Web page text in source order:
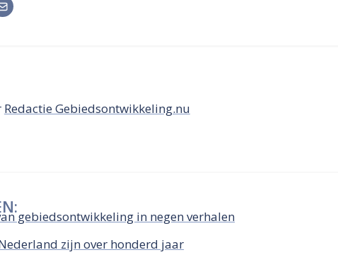
Redactie Gebiedsontwikkeling.nu
gebiedsontwikkeling in negen verhalen
zijn over honderd jaar